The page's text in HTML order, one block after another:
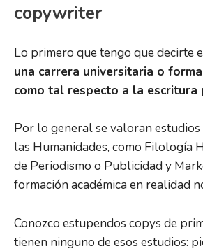
copywriter
Lo primero que tengo que decirte
una carrera universitaria o
como tal respecto a la escritura
Por lo general se valoran
las Humanidades, como Filología
de Periodismo o Publicidad y
formación académica en realidad
Conozco estupendos copys de
tienen ninguno de esos estudios: